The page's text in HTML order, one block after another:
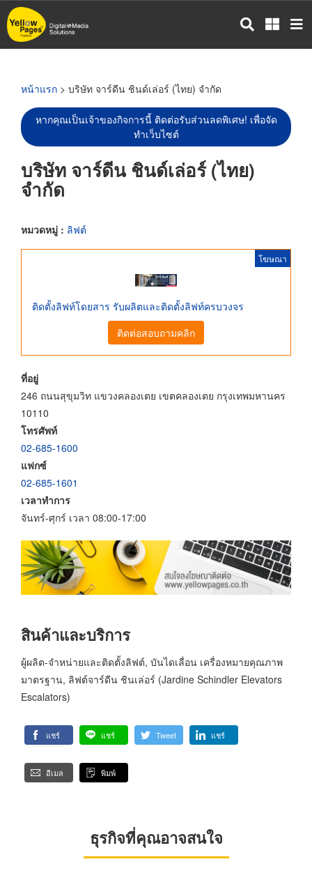
ข้าม
ไป
หน้าแรก > บริษัท จาร์ดีน ชินด์เล่อร์ (ไทย) จำกัด
หากคุณเป็นเจ้าของกิจการนี้ ติดต่อรับส่วนลดพิเศษ! เพื่อจัด
ทำเว็บไซต์
บริษัท จาร์ดีน ชินด์เล่อร์ (ไทย)
จำกัด
หมวดหมู่ : ลิฟต์
โฆษณา
ติดตั้งลิฟท์โดยสาร รับผลิตและติดตั้งลิฟท์ครบวงจร
ติดต่อสอบถามคลิก
ที่อยู่
246 ถนนสุขุมวิท แขวงคลองเตย เขตคลองเตย กรุงเทพมหานคร
10110
โทรศัพท์
02-685-1600
แฟกซ์
02-685-1601
เวลาทำการ
จันทร์-ศุกร์ เวลา 08:00-17:00
สินค้าและบริการ
ผู้ผลิต-จำหน่ายและติดตั้งลิฟต์, บันไดเลื่อน เครื่องหมายคุณภาพ
มาตรฐาน, ลิฟต์จาร์ดีน ชินเล่อร์ (Jardine Schindler Elevators
Escalators)
แชร์ แชร์ Tweet แชร์
อีเมล พิมพ์
ธุรกิจที่คุณอาจสนใจ